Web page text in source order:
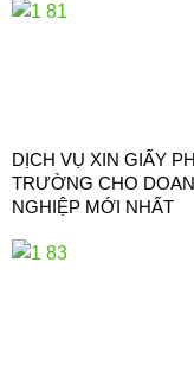
DỊCH VỤ XIN GIẤY
TRƯỜNG CHO
NGHIỆP MỚI NHẤT